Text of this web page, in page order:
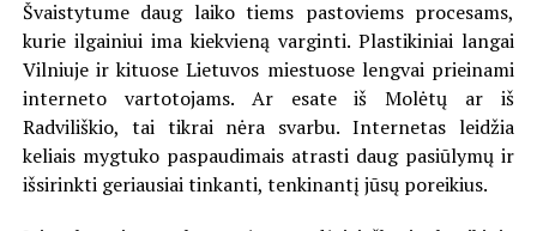
Švaistytume daug laiko tiems pastoviems procesams,
kurie ilgainiui ima kiekvieną varginti. Plastikiniai langai
Vilniuje ir kituose Lietuvos miestuose lengvai prieinami
interneto vartotojams. Ar esate iš Molėtų ar iš
Radviliškio, tai tikrai nėra svarbu. Internetas leidžia
keliais mygtuko paspaudimais atrasti daug pasiūlymų ir
išsirinkti geriausiai tinkanti, tenkinantį jūsų poreikius.